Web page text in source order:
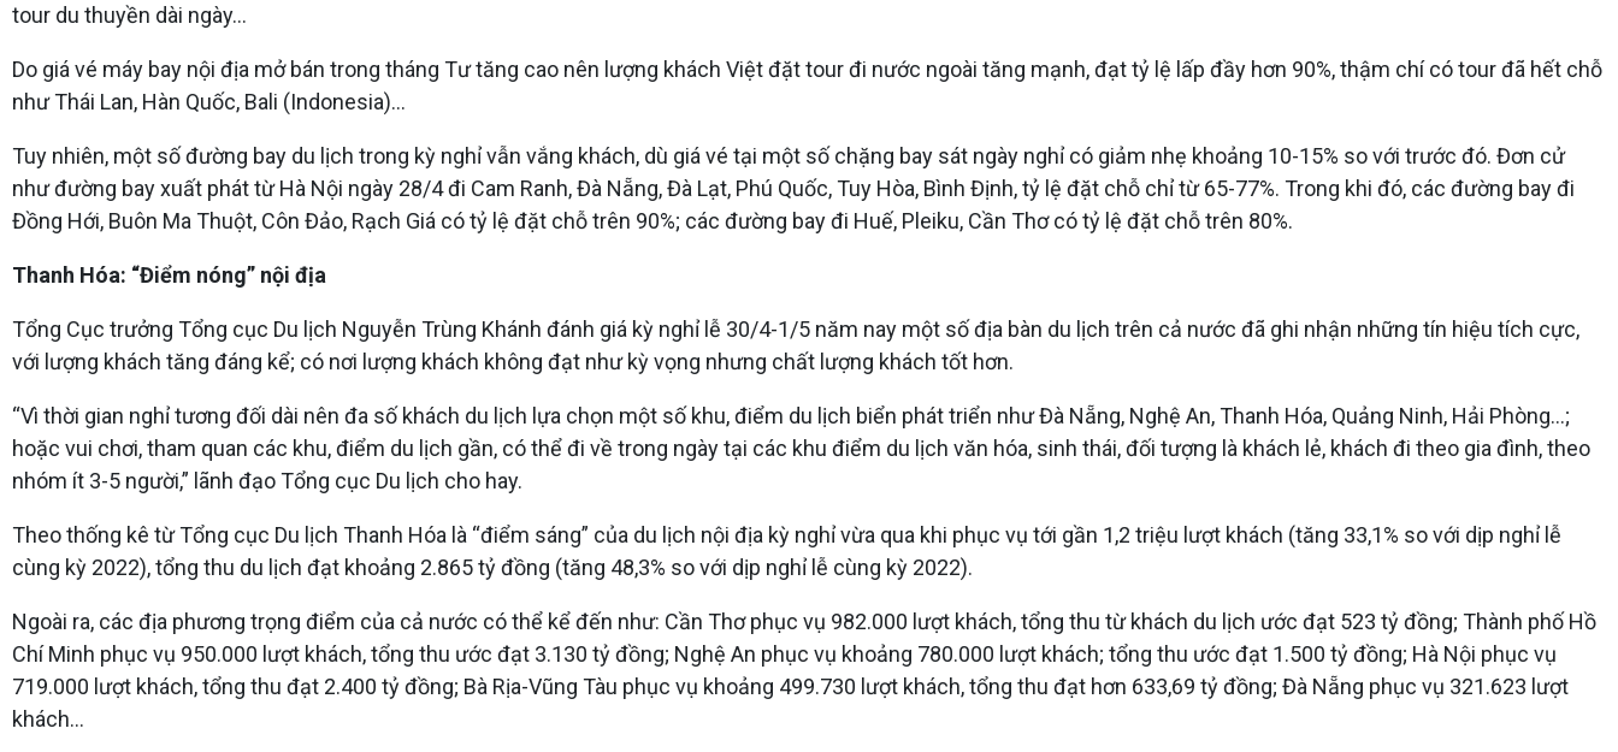
tour du thuyền dài ngày...
Do giá vé máy bay nội địa mở bán trong tháng Tư tăng cao nên lượng khách Việt đặt tour đi nước ngoài tăng mạnh, đạt tỷ lệ lấp đầy hơn 90%, thậm chí có tour đã hết chỗ
như Thái Lan, Hàn Quốc, Bali (Indonesia)…
Tuy nhiên, một số đường bay du lịch trong kỳ nghỉ vẫn vắng khách, dù giá vé tại một số chặng bay sát ngày nghỉ có giảm nhẹ khoảng 10-15% so với trước đó. Đơn cử
như đường bay xuất phát từ Hà Nội ngày 28/4 đi Cam Ranh, Đà Nẵng, Đà Lạt, Phú Quốc, Tuy Hòa, Bình Định, tỷ lệ đặt chỗ chỉ từ 65-77%. Trong khi đó, các đường bay đi
Đồng Hới, Buôn Ma Thuột, Côn Đảo, Rạch Giá có tỷ lệ đặt chỗ trên 90%; các đường bay đi Huế, Pleiku, Cần Thơ có tỷ lệ đặt chỗ trên 80%.
Thanh Hóa: “Điểm nóng” nội địa
Tổng Cục trưởng Tổng cục Du lịch Nguyễn Trùng Khánh đánh giá kỳ nghỉ lễ 30/4-1/5 năm nay một số địa bàn du lịch trên cả nước đã ghi nhận những tín hiệu tích cực,
với lượng khách tăng đáng kể; có nơi lượng khách không đạt như kỳ vọng nhưng chất lượng khách tốt hơn.
“Vì thời gian nghỉ tương đối dài nên đa số khách du lịch lựa chọn một số khu, điểm du lịch biển phát triển như Đà Nẵng, Nghệ An, Thanh Hóa, Quảng Ninh, Hải Phòng…;
hoặc vui chơi, tham quan các khu, điểm du lịch gần, có thể đi về trong ngày tại các khu điểm du lịch văn hóa, sinh thái, đối tượng là khách lẻ, khách đi theo gia đình, theo
nhóm ít 3-5 người,” lãnh đạo Tổng cục Du lịch cho hay.
Theo thống kê từ Tổng cục Du lịch Thanh Hóa là “điểm sáng” của du lịch nội địa kỳ nghỉ vừa qua khi phục vụ tới gần 1,2 triệu lượt khách (tăng 33,1% so với dịp nghỉ lễ
cùng kỳ 2022), tổng thu du lịch đạt khoảng 2.865 tỷ đồng (tăng 48,3% so với dịp nghỉ lễ cùng kỳ 2022).
Ngoài ra, các địa phương trọng điểm của cả nước có thể kể đến như: Cần Thơ phục vụ 982.000 lượt khách, tổng thu từ khách du lịch ước đạt 523 tỷ đồng; Thành phố Hồ
Chí Minh phục vụ 950.000 lượt khách, tổng thu ước đạt 3.130 tỷ đồng; Nghệ An phục vụ khoảng 780.000 lượt khách; tổng thu ước đạt 1.500 tỷ đồng; Hà Nội phục vụ
719.000 lượt khách, tổng thu đạt 2.400 tỷ đồng; Bà Rịa-Vũng Tàu phục vụ khoảng 499.730 lượt khách, tổng thu đạt hơn 633,69 tỷ đồng; Đà Nẵng phục vụ 321.623 lượt
khách…